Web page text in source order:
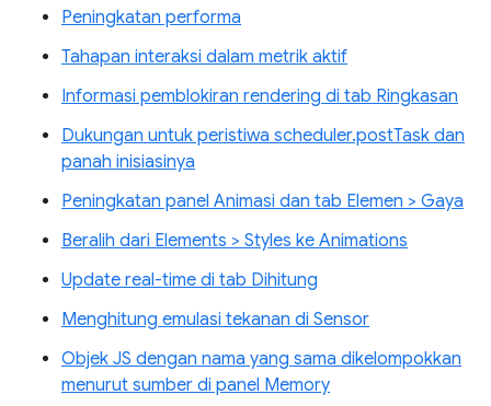
Peningkatan performa
Tahapan interaksi dalam metrik aktif
Informasi pemblokiran rendering di tab Ringkasan
Dukungan untuk peristiwa scheduler.postTask dan
panah inisiasinya
Peningkatan panel Animasi dan tab Elemen > Gaya
Beralih dari Elements > Styles ke Animations
Update real-time di tab Dihitung
Menghitung emulasi tekanan di Sensor
Objek JS dengan nama yang sama dikelompokkan
menurut sumber di panel Memory